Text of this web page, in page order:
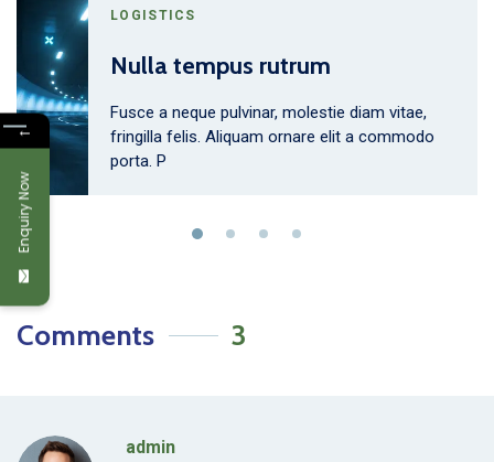
LOGISTICS
Nulla tempus rutrum
Fusce a neque pulvinar, molestie diam vitae,
fringilla felis. Aliquam ornare elit a commodo
porta. P
Comments 3
admin
←
Enquiry Now